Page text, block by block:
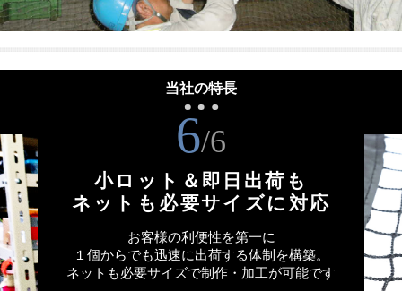
当社の特長
6/6
小ロット＆即日出荷も
ネットも必要サイズに対応
お客様の利便性を第一に
１個からでも迅速に出荷する体制を構築。
ネットも必要サイズで制作・加工が可能です